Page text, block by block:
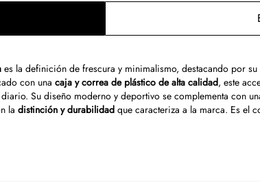
es la definición de frescura y minimalismo, destacando por
con una caja y correa de plástico de alta calidad, este
Su diseño moderno y deportivo se complementa con
la distinción y durabilidad que caracteriza a la marca. Es el